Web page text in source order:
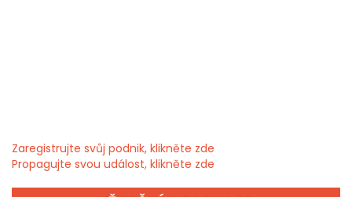
Zaregistrujte svůj podnik, klikněte zde
Propagujte svou událost, klikněte zde